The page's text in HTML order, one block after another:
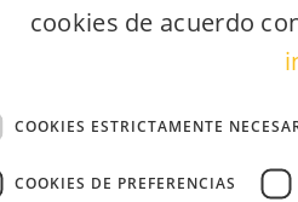
cookies de acuerdo
COOKIES ESTRICTAMENTE
COOKIES DE PREFERENCIAS